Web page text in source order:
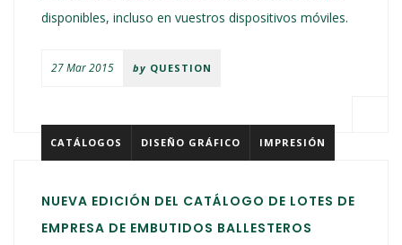
disponibles, incluso en vuestros dispositivos móviles.
27 Mar 2015 by QUESTION
CATÁLOGOS DISEÑO GRÁFICO IMPRESIÓN
NUEVA EDICIÓN DEL CATÁLOGO DE LOTES DE
EMPRESA DE EMBUTIDOS BALLESTEROS